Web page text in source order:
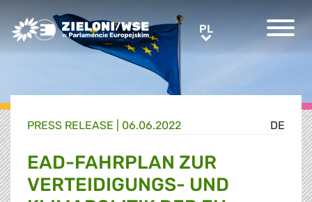
Greens/EFA Home PLPL
DE
PRESS RELEASE | 06.06.2022
EAD-FAHRPLAN ZUR
VERTEIDIGUNGS- UND